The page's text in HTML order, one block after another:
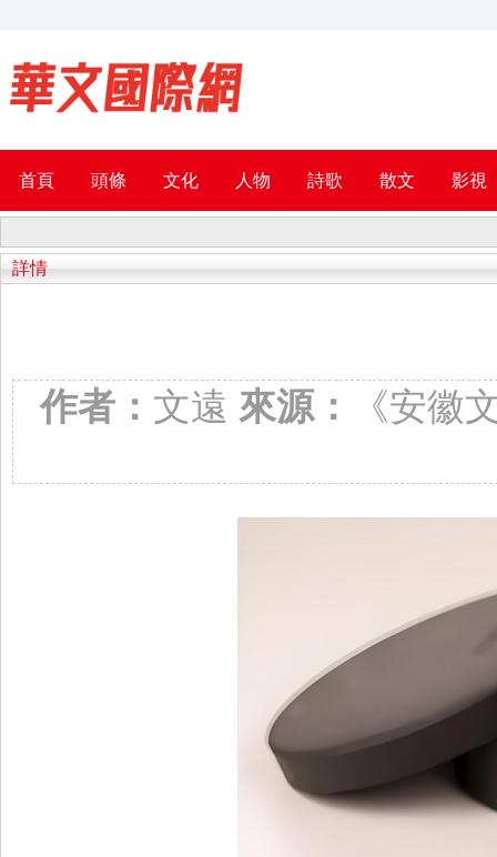
首頁 頭條 文化 人物 詩歌 散文 影視
詳情
作者： 文遠 來源： 《安